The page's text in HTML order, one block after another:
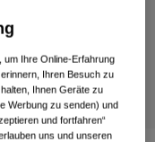
um Ihre Online-Erfahrung
Ihren Besuch zu
Ihnen Geräte zu
Werbung zu senden) und
und fortfahren“
uns und unseren